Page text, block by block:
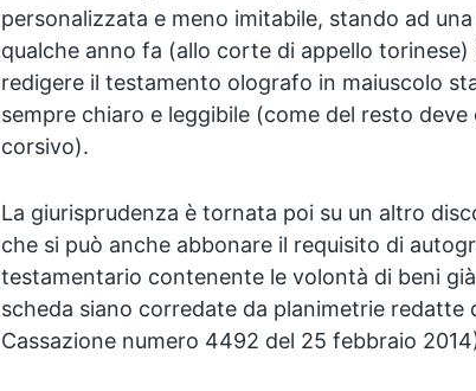
personalizzata e meno imitabile, stando ad
qualche anno fa (allo corte di appello torinese)
redigere il testamento olografo in maiuscolo
sempre chiaro e leggibile (come del resto deve
corsivo).
La giurisprudenza è tornata poi su un altro
che si può anche abbonare il requisito di
testamentario contenente le volontà di beni
scheda siano corredate da planimetrie redatte
Cassazione numero 4492 del 25 febbraio